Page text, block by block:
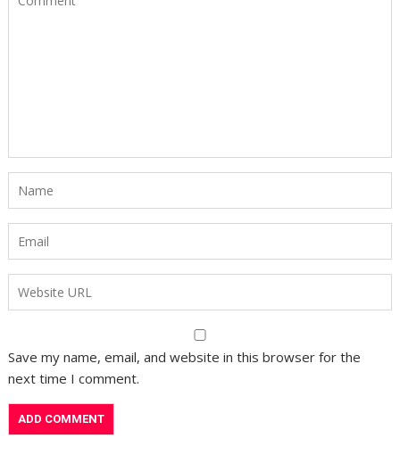
Save my name, email, and website in this browser for the
next time I comment.